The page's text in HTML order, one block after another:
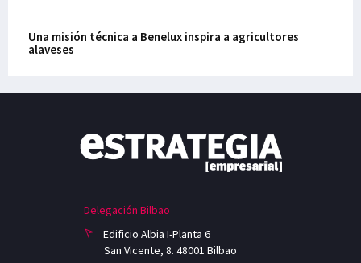
Una misión técnica a Benelux inspira a agricultores
alaveses
Delegación Bilbao
Edificio Albia I-Planta 6
San Vicente, 8. 48001 Bilbao